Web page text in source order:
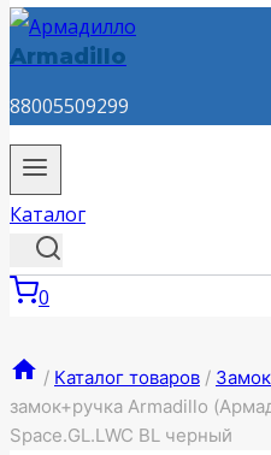
Armadillo
88005509299
Каталог
0
/ Каталог товаров /
замок+ручка Armadillo
Space.GL.LWC BL черный